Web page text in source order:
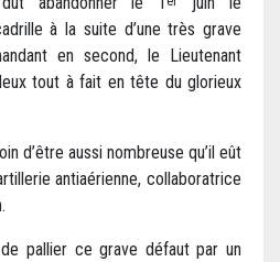
à la suite d’une très grave
en second, le Lieutenant
tout à fait en tête du glorieux
d’être aussi nombreuse qu’il eût
antiaérienne, collaboratrice
pallier ce grave défaut par un